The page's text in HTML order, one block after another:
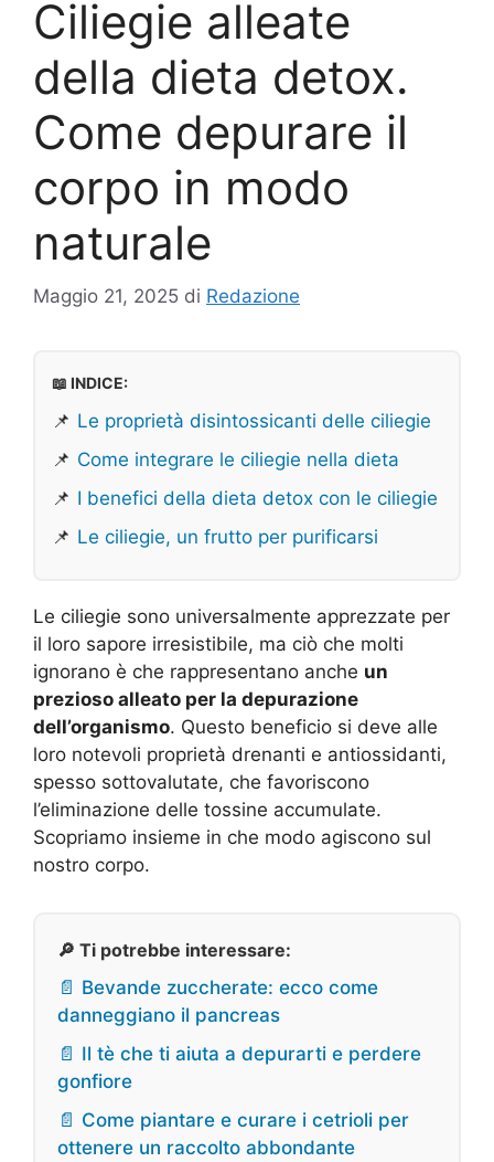
Ciliegie alleate
della dieta detox.
Come depurare il
corpo in modo
naturale
Maggio 21, 2025 di Redazione
📖 INDICE:
📌 Le proprietà disintossicanti delle ciliegie
📌 Come integrare le ciliegie nella dieta
📌 I benefici della dieta detox con le ciliegie
📌 Le ciliegie, un frutto per purificarsi
Le ciliegie sono universalmente apprezzate per
il loro sapore irresistibile, ma ciò che molti
ignorano è che rappresentano anche un
prezioso alleato per la depurazione
dell’organismo. Questo beneficio si deve alle
loro notevoli proprietà drenanti e antiossidanti,
spesso sottovalutate, che favoriscono
l’eliminazione delle tossine accumulate.
Scopriamo insieme in che modo agiscono sul
nostro corpo.
🔎 Ti potrebbe interessare:
📄 Bevande zuccherate: ecco come
danneggiano il pancreas
📄 Il tè che ti aiuta a depurarti e perdere
gonfiore
📄 Come piantare e curare i cetrioli per
ottenere un raccolto abbondante